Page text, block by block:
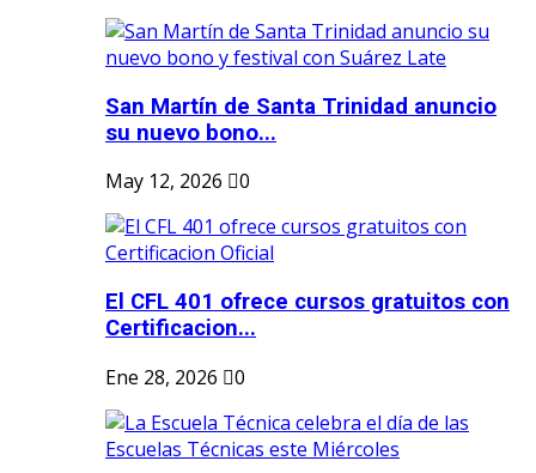
San Martín de Santa Trinidad anuncio
su nuevo bono...
May 12, 2026
0
El CFL 401 ofrece cursos gratuitos con
Certificacion...
Ene 28, 2026
0